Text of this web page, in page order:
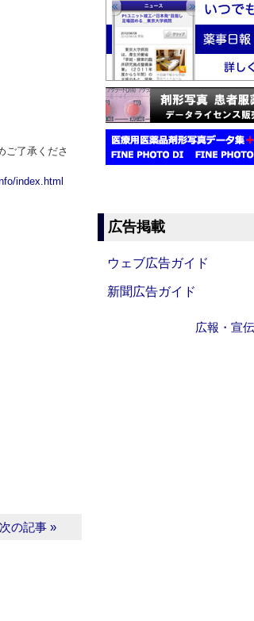
ご了承くださ
index.html
次の記事 »
広告掲載
ウェブ広告ガイド
新聞広告ガイド
広報・宣